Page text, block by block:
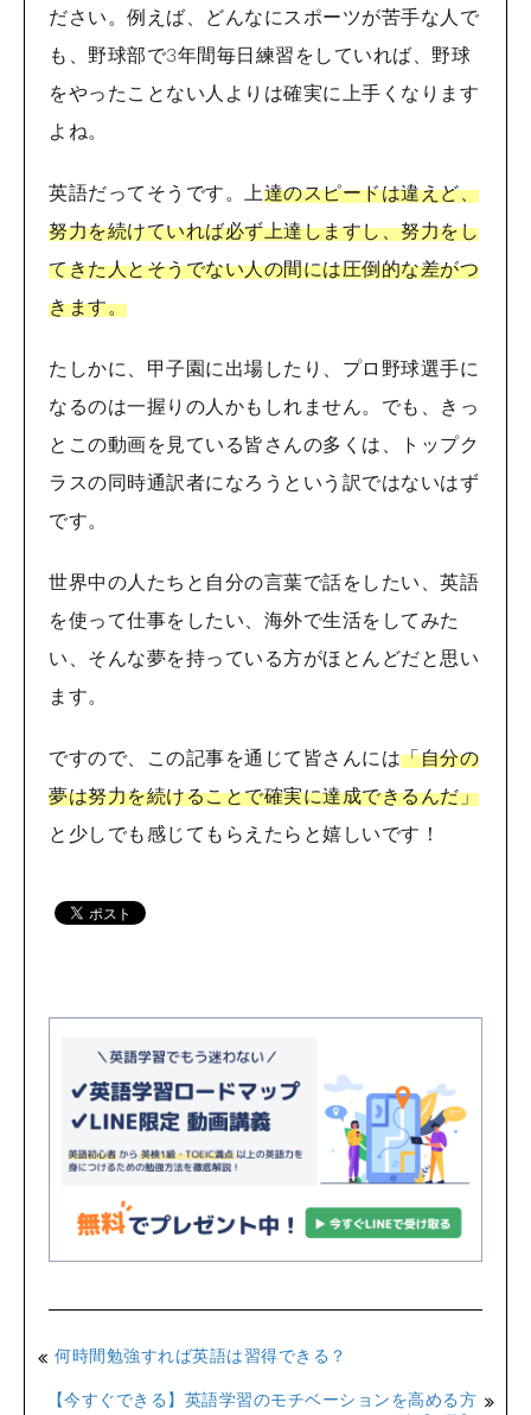
ださい。例えば、どんなにスポーツが苦手な人で
も、野球部で3年間毎日練習をしていれば、野球
をやったことない人よりは確実に上手くなります
よね。
英語だってそうです。上達のスピードは違えど、
努力を続けていれば必ず上達しますし、努力をし
てきた人とそうでない人の間には圧倒的な差がつ
きます。
たしかに、甲子園に出場したり、プロ野球選手に
なるのは一握りの人かもしれません。でも、きっ
とこの動画を見ている皆さんの多くは、トップク
ラスの同時通訳者になろうという訳ではないはず
です。
世界中の人たちと自分の言葉で話をしたい、英語
を使って仕事をしたい、海外で生活をしてみた
い、そんな夢を持っている方がほとんどだと思い
ます。
ですので、この記事を通じて皆さんには「自分の
夢は努力を続けることで確実に達成できるんだ」
と少しでも感じてもらえたらと嬉しいです！
何時間勉強すれば英語は習得できる？
【今すぐできる】英語学習のモチベーションを高める方